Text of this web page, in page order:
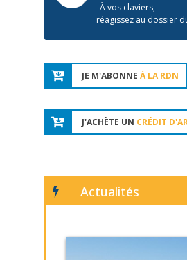
À vos claviers,
réagissez au dossier
JE M'ABONNE À LA RDN
J'ACHÈTE UN CRÉDIT
Actualités